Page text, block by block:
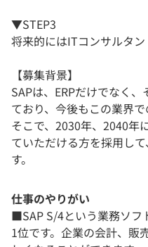
▼STEP3
将来的にはITコンサルタン
【募集背景】
SAPは、ERPだけでなく
ており、今後もこの業界で
そこで、2030年、2040年
ていただける方を採用し
す。
仕事のやりがい
■SAP S/4という業務ソフ
1位です。企業の会計、販